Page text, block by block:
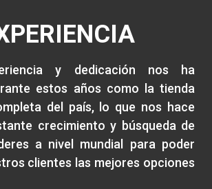
y dedicación nos ha
estos años como la tienda
del país, lo que nos hace
crecimiento y búsqueda de
a nivel mundial para poder
clientes las mejores opciones